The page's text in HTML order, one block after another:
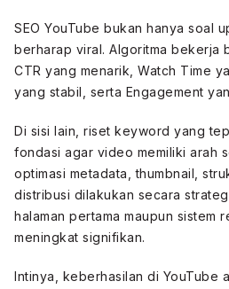
SEO YouTube bukan hanya soal
berharap viral. Algoritma bekerja
CTR yang menarik, Watch Time
yang stabil, serta Engagement
Di sisi lain, riset keyword yang
fondasi agar video memiliki arah
optimasi metadata, thumbnail,
distribusi dilakukan secara
halaman pertama maupun sistem
meningkat signifikan.
Intinya, keberhasilan di YouTube